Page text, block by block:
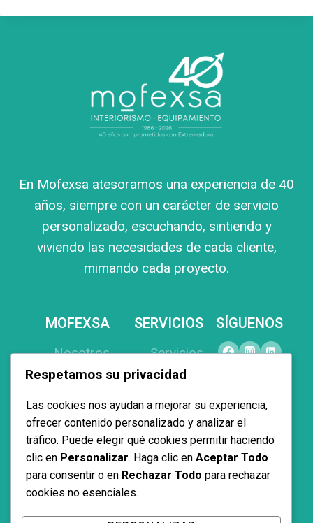
En Mofexsa atesoramos una experiencia de 40
años, siempre con un carácter de servicio
personalizado, escuchando, sintiendo y
viviendo las necesidades de cada cliente,
mimando cada proyecto.
MOFEXSA
Nosotros
Productos
Proyectos
Contacto
SERVICIOS
Servicios
Equipamiento
Interiorismo
Proyectos a
medida
SÍGUENOS
Respetamos su privacidad
Las cookies nos ayudan a mejorar su experiencia,
ofrecer contenido personalizado y analizar el
tráfico. Puede elegir qué cookies permitir haciendo
clic en Personalizar. Haga clic en Aceptar Todo
para consentir o en Rechazar Todo para rechazar
cookies no esenciales.